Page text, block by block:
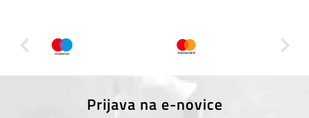
Prijava na e-novice